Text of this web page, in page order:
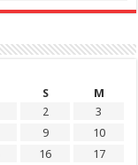
S
M
2
3
9
10
16
17